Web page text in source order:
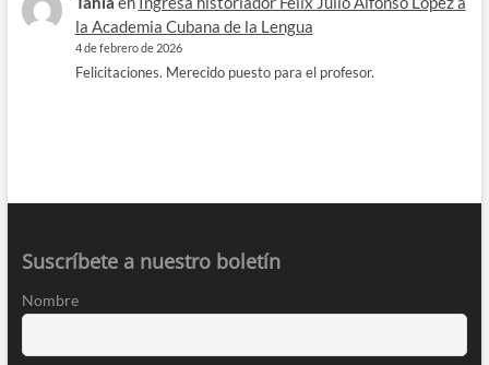
la Academia Cubana de la Lengua
4 de febrero de 2026
Felicitaciones. Merecido puesto para el profesor.
Suscríbete a nuestro boletín
Nombre